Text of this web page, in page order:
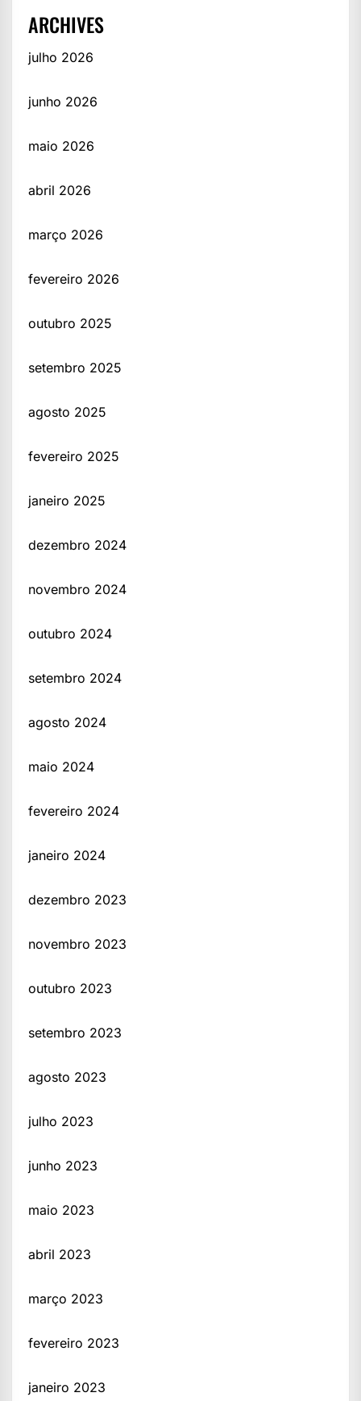
ARCHIVES
julho 2026
junho 2026
maio 2026
abril 2026
março 2026
fevereiro 2026
outubro 2025
setembro 2025
agosto 2025
fevereiro 2025
janeiro 2025
dezembro 2024
novembro 2024
outubro 2024
setembro 2024
agosto 2024
maio 2024
fevereiro 2024
janeiro 2024
dezembro 2023
novembro 2023
outubro 2023
setembro 2023
agosto 2023
julho 2023
junho 2023
maio 2023
abril 2023
março 2023
fevereiro 2023
janeiro 2023